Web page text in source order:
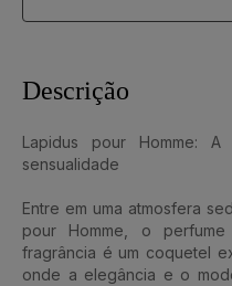
Descrição
Lapidus pour Homme:
sensualidade
Entre em uma atmosfera
pour Homme, o
fragrância é um coquetel
onde a elegância e o